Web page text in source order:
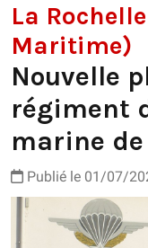
La
Maritime)
Nouvelle
régiment
marine
Publié le 01/07/